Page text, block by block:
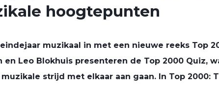
hoogtepunten
muzikaal in met een nieuwe reeks Top
en Leo Blokhuis presenteren de Top 2000 Quiz,
strijd met elkaar aan gaan. In Top 2000: